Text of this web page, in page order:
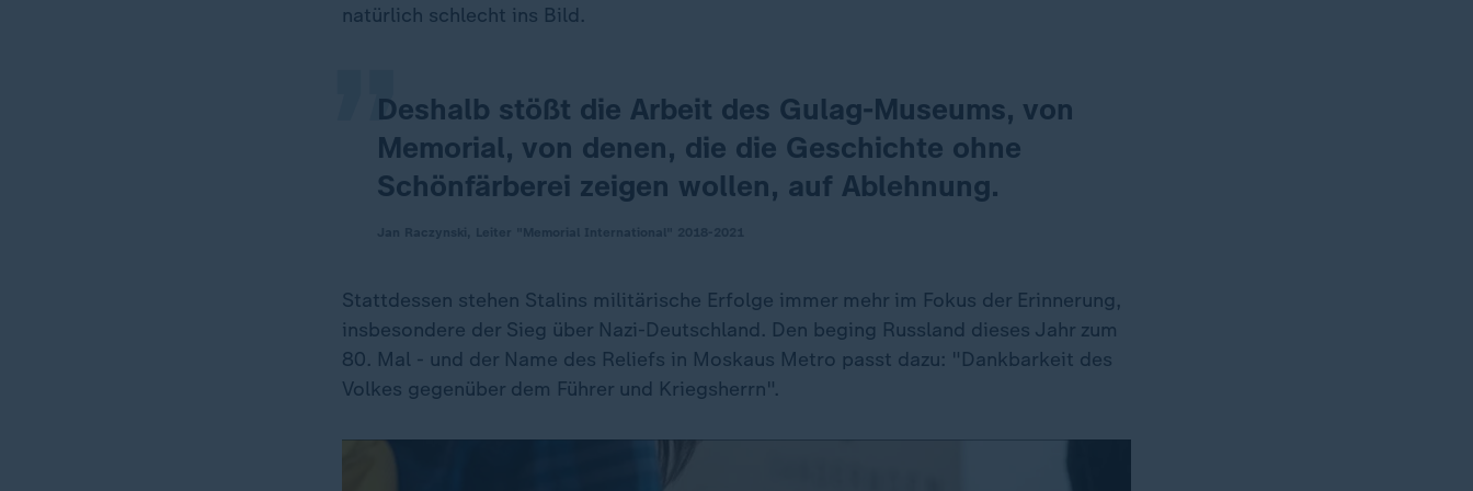
natürlich schlecht ins Bild.
Deshalb stößt die Arbeit des Gulag-Museums, von
Memorial, von denen, die die Geschichte ohne
Schönfärberei zeigen wollen, auf Ablehnung.
Stattdessen stehen Stalins militärische Erfolge immer mehr im Fokus der Erinnerung,
insbesondere der Sieg über Nazi-Deutschland. Den beging Russland dieses Jahr zum
80. Mal - und der Name des Reliefs in Moskaus Metro passt dazu: "Dankbarkeit des
Volkes gegenüber dem Führer und Kriegsherrn".